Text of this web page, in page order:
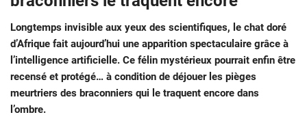
Longtemps invisible aux yeux des scientifiques, le chat doré
d’Afrique fait aujourd’hui une apparition spectaculaire grâce à
l’intelligence artificielle. Ce félin mystérieux pourrait enfin être
recensé et protégé… à condition de déjouer les pièges
meurtriers des braconniers qui le traquent encore dans
l’ombre.